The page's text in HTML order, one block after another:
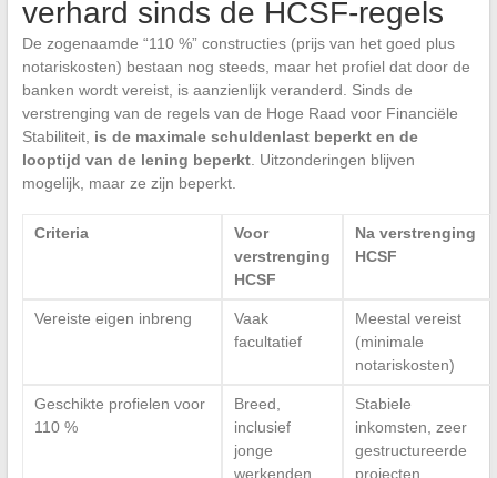
verhard sinds de HCSF-regels
De zogenaamde “110 %” constructies (prijs van het goed plus
notariskosten) bestaan nog steeds, maar het profiel dat door de
banken wordt vereist, is aanzienlijk veranderd. Sinds de
verstrenging van de regels van de Hoge Raad voor Financiële
Stabiliteit, is de maximale schuldenlast beperkt en de
looptijd van de lening beperkt. Uitzonderingen blijven
mogelijk, maar ze zijn beperkt.
Criteria
Voor
verstrenging
HCSF
Na verstrenging
HCSF
Vereiste eigen inbreng
Vaak
facultatief
Meestal vereist
(minimale
notariskosten)
Geschikte profielen voor
110 %
Breed,
inclusief
jonge
werkenden
Stabiele
inkomsten, zeer
gestructureerde
projecten